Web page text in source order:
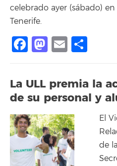
celebrado ayer (sábado)
Tenerife.
Facebook
Mastodon
Email
La ULL premia la
de su personal y
El
de